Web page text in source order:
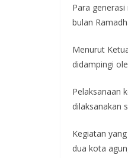
Para
bulan
Menurut
didampingi
Pelaksanaan
dilaksanakan
Kegiatan
dua kota